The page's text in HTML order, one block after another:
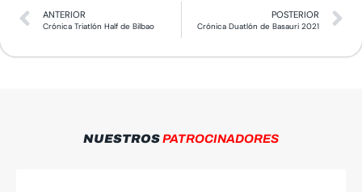
ANTERIOR
Crónica Triatlón Half de Bilbao
POSTERIOR
Crónica Duatlón de Basauri 2021
NUESTROSPATROCINADORES